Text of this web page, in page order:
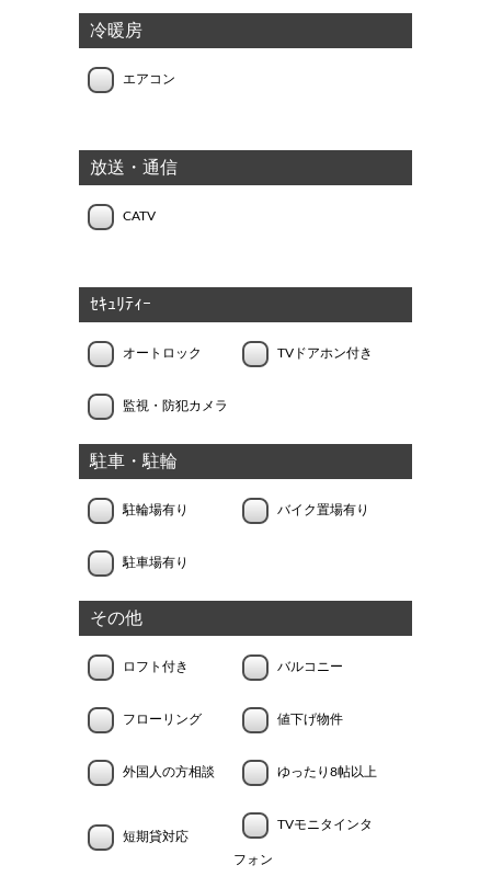
冷暖房
エアコン
放送・通信
CATV
ｾｷｭﾘﾃｨｰ
オートロック TVドアホン付き
監視・防犯カメラ
駐車・駐輪
駐輪場有り バイク置場有り
駐車場有り
その他
ロフト付き バルコニー
フローリング 値下げ物件
外国人の方相談 ゆったり8帖以上
短期貸対応
TVモニタインタ
フォン